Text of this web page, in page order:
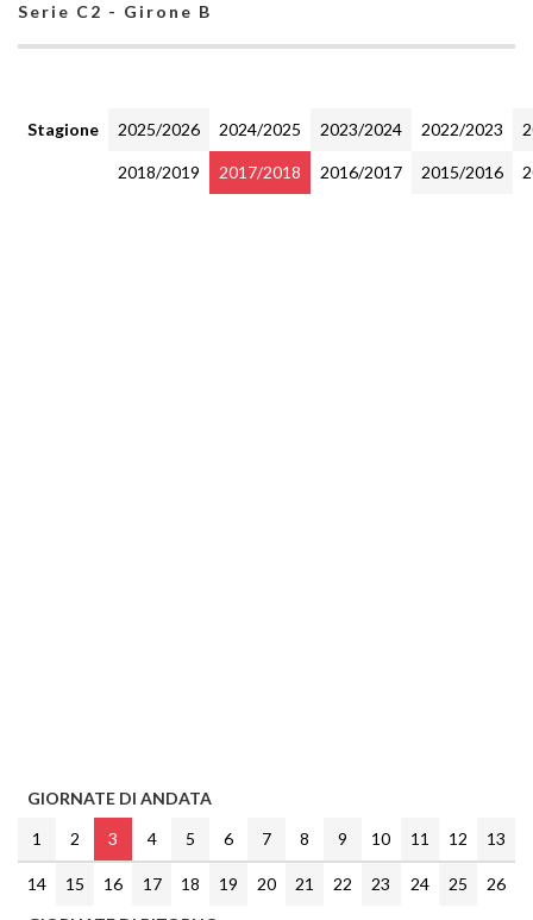
Serie C2 - Girone B
Stagione 2025/2026 2024/2025 2023/2024 2022/2023
2018/2019 2017/2018 2016/2017 2015/2016
GIORNATE DI ANDATA
1
2 3 4 5 6 7 8 9 10 11 12 13
14 15 16 17 18 19 20 21 22 23 24 25
26